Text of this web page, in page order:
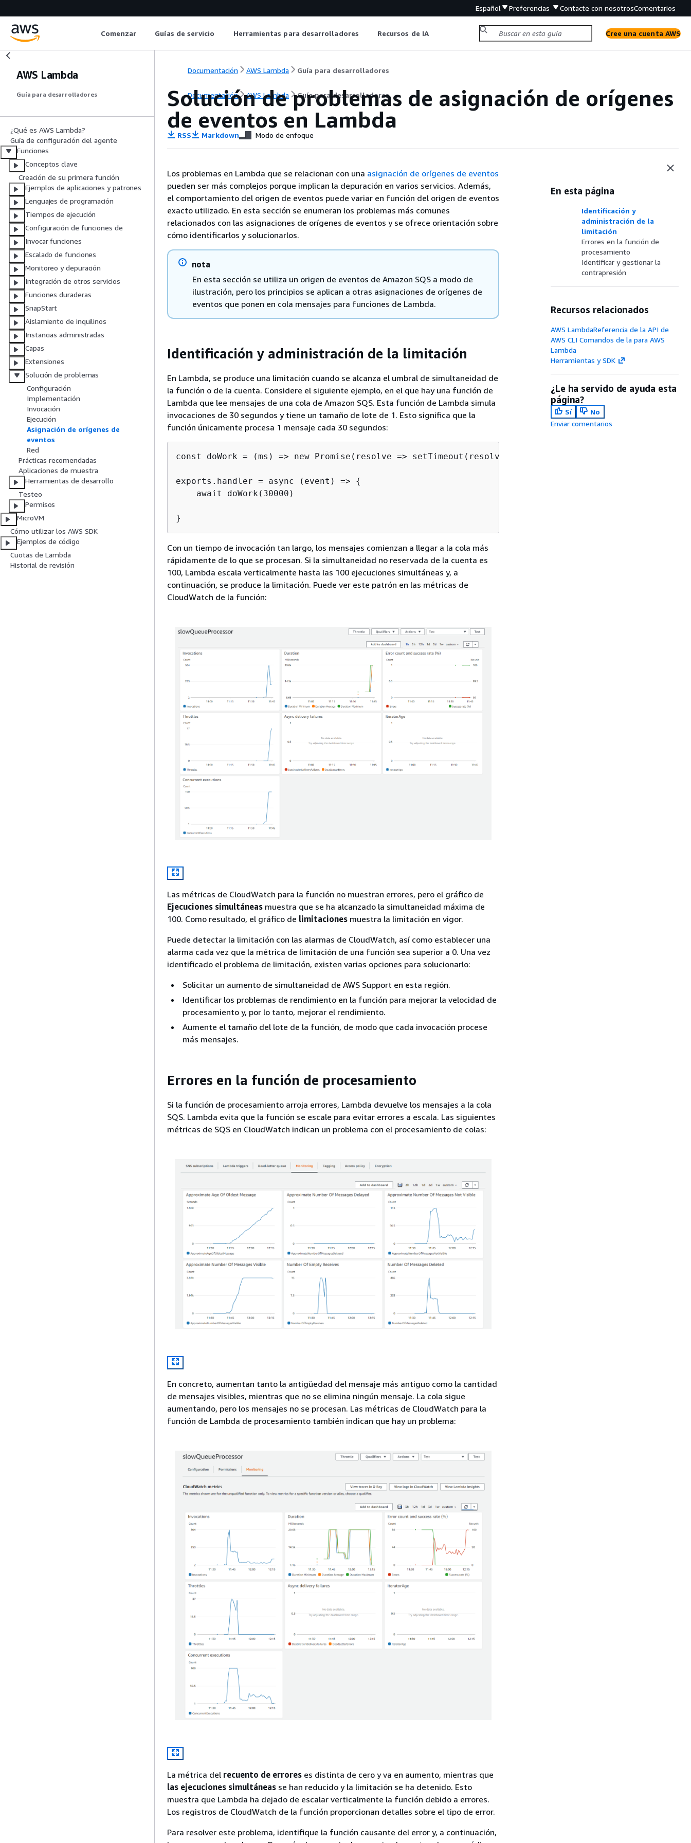
Español Preferencias Contacte con nosotrosComentarios
Comenzar Guías de servicio Herramientas para desarrolladores Recursos de IA Cree una cuenta AWS
AWS Lambda
Guía para desarrolladores
¿Qué es AWS Lambda?
Guía de configuración del agente
Funciones
Conceptos clave
Creación de su primera función
Ejemplos de aplicaciones y patrones
Lenguajes de programación
Tiempos de ejecución
Configuración de funciones de
Invocar funciones
Escalado de funciones
Monitoreo y depuración
Integración de otros servicios
Funciones duraderas
SnapStart
Aislamiento de inquilinos
Instancias administradas
Capas
Extensiones
Solución de problemas
Configuración
Implementación
Invocación
Ejecución
Asignación de orígenes de
eventos
Red
Prácticas recomendadas
Aplicaciones de muestra
Herramientas de desarrollo
Testeo
Permisos
MicroVM
Cómo utilizar los AWS SDK
Ejemplos de código
Cuotas de Lambda
Historial de revisión
Documentación AWS Lambda Guía para desarrolladores
Documentación AWS Lambda Guía para desarrolladores
Solución de problemas de asignación de orígenes
de eventos en Lambda
RSS Markdown Modo de enfoque
Los problemas en Lambda que se relacionan con una asignación de orígenes de eventos
pueden ser más complejos porque implican la depuración en varios servicios. Además,
el comportamiento del origen de eventos puede variar en función del origen de eventos
exacto utilizado. En esta sección se enumeran los problemas más comunes
relacionados con las asignaciones de orígenes de eventos y se ofrece orientación sobre
cómo identificarlos y solucionarlos.
nota
En esta sección se utiliza un origen de eventos de Amazon SQS a modo de
ilustración, pero los principios se aplican a otras asignaciones de orígenes de
eventos que ponen en cola mensajes para funciones de Lambda.
Identificación y administración de la limitación
En Lambda, se produce una limitación cuando se alcanza el umbral de simultaneidad de
la función o de la cuenta. Considere el siguiente ejemplo, en el que hay una función de
Lambda que lee mensajes de una cola de Amazon SQS. Esta función de Lambda simula
invocaciones de 30 segundos y tiene un tamaño de lote de 1. Esto significa que la
función únicamente procesa 1 mensaje cada 30 segundos:
const doWork = (ms) => new Promise(resolve => setTimeout(resolve, ms))
exports.handler = async (event) => {
    await doWork(30000)
}
Con un tiempo de invocación tan largo, los mensajes comienzan a llegar a la cola más
rápidamente de lo que se procesan. Si la simultaneidad no reservada de la cuenta es
100, Lambda escala verticalmente hasta las 100 ejecuciones simultáneas y, a
continuación, se produce la limitación. Puede ver este patrón en las métricas de
CloudWatch de la función:
Las métricas de CloudWatch para la función no muestran errores, pero el gráfico de
Ejecuciones simultáneas muestra que se ha alcanzado la simultaneidad máxima de
100. Como resultado, el gráfico de limitaciones muestra la limitación en vigor.
Puede detectar la limitación con las alarmas de CloudWatch, así como establecer una
alarma cada vez que la métrica de limitación de una función sea superior a 0. Una vez
identificado el problema de limitación, existen varias opciones para solucionarlo:
Solicitar un aumento de simultaneidad de AWS Support en esta región.
Identificar los problemas de rendimiento en la función para mejorar la velocidad de
procesamiento y, por lo tanto, mejorar el rendimiento.
Aumente el tamaño del lote de la función, de modo que cada invocación procese
más mensajes.
Errores en la función de procesamiento
Si la función de procesamiento arroja errores, Lambda devuelve los mensajes a la cola
SQS. Lambda evita que la función se escale para evitar errores a escala. Las siguientes
métricas de SQS en CloudWatch indican un problema con el procesamiento de colas:
En concreto, aumentan tanto la antigüedad del mensaje más antiguo como la cantidad
de mensajes visibles, mientras que no se elimina ningún mensaje. La cola sigue
aumentando, pero los mensajes no se procesan. Las métricas de CloudWatch para la
función de Lambda de procesamiento también indican que hay un problema:
La métrica del recuento de errores es distinta de cero y va en aumento, mientras que
las ejecuciones simultáneas se han reducido y la limitación se ha detenido. Esto
muestra que Lambda ha dejado de escalar verticalmente la función debido a errores.
Los registros de CloudWatch de la función proporcionan detalles sobre el tipo de error.
Para resolver este problema, identifique la función causante del error y, a continuación,
En esta página
Identificación y
administración de la
limitación
Errores en la función de
procesamiento
Identificar y gestionar la
contrapresión
Recursos relacionados
AWS LambdaReferencia de la API de
AWS CLI Comandos de la para AWS
Lambda
Herramientas y SDK
¿Le ha servido de ayuda esta
página?
Sí
No
Enviar comentarios